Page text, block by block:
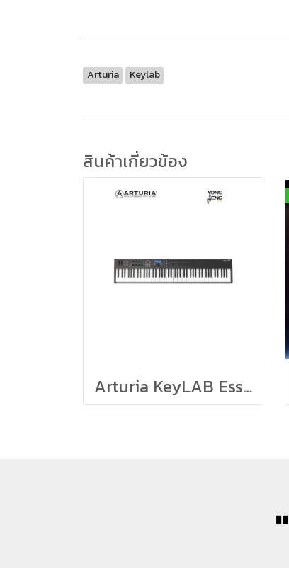
Arturia Keylab
สินค้าเกี่ยวข้อง
Arturia KeyLAB Essential 88 Black Edition